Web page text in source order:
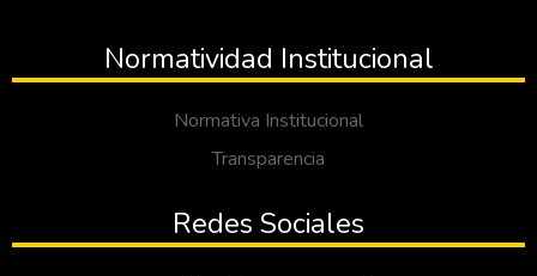
Normatividad Institucional
Normativa Institucional
Transparencia
Redes Sociales